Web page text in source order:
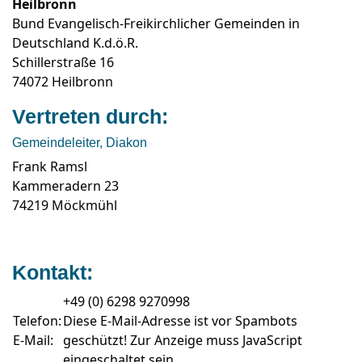
Heilbronn
Bund Evangelisch-Freikirchlicher Gemeinden in
Deutschland K.d.ö.R.
Schillerstraße 16
74072 Heilbronn
Vertreten durch:
Gemeindeleiter, Diakon
Frank Ramsl
Kammeradern 23
74219 Möckmühl
Kontakt:
Telefon:
E-Mail:
+49 (0) 6298 9270998
Diese E-Mail-Adresse ist vor Spambots
geschützt! Zur Anzeige muss JavaScript